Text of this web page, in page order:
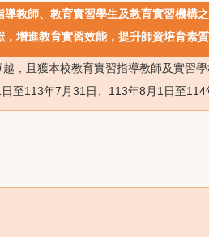
教師、教育實習學生及教育實習機構
增進教育實習效能，提升師資培育素
，且獲本校教育實習指導教師及實習學
至113年7月31日、113年8月1日至114